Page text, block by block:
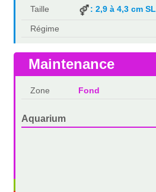
Taille : 2,9 à 4,3 cm SL
Régime
Maintenance
Zone Fond
Aquarium